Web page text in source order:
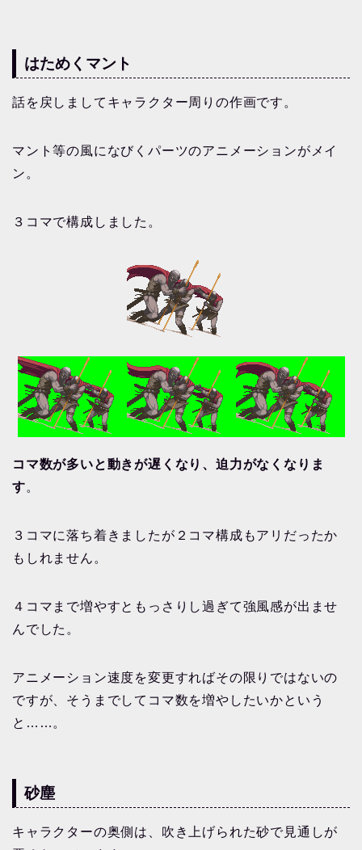
はためくマント
話を戻しましてキャラクター周りの作画です。
マント等の風になびくパーツのアニメーションがメイ
ン。
３コマで構成しました。
コマ数が多いと動きが遅くなり、迫力がなくなりま
す。
３コマに落ち着きましたが２コマ構成もアリだったか
もしれません。
４コマまで増やすともっさりし過ぎて強風感が出ませ
んでした。
アニメーション速度を変更すればその限りではないの
ですが、そうまでしてコマ数を増やしたいかという
と……。
砂塵
キャラクターの奥側は、吹き上げられた砂で見通しが